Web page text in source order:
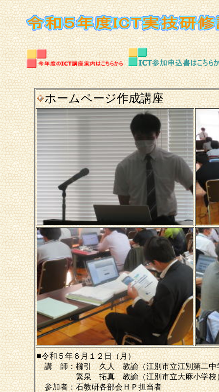
ホームページ作成講座
■令和５年６月１２日（月）
講 師：櫛引 久人 教諭（江別市立江別第二中
繁泉 拓真 教諭（江別市立大麻小学校
参加者：石教研各部会ＨＰ担当者